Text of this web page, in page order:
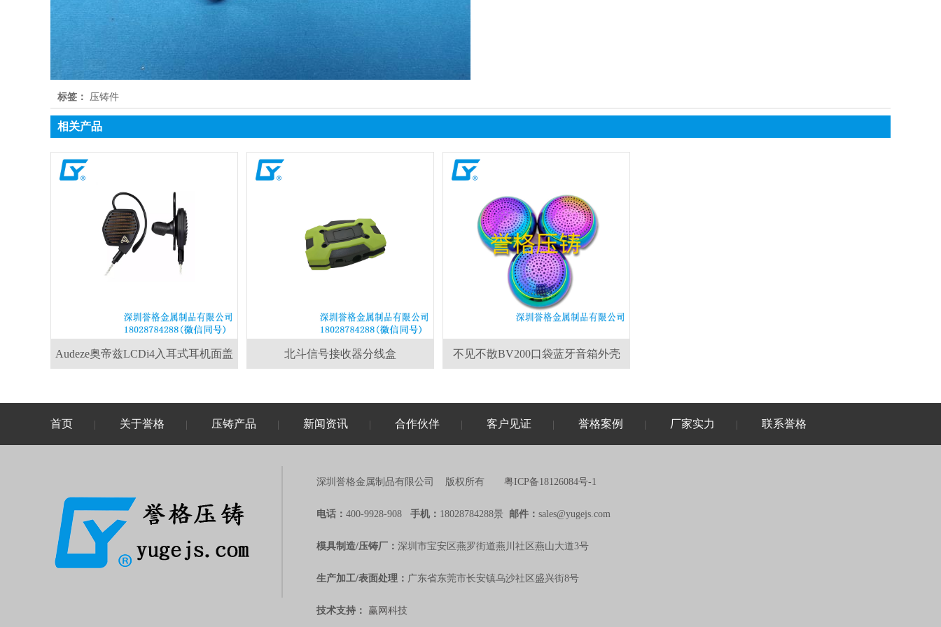
标签： 压铸件
相关产品
Audeze奥帝兹LCDi4入耳式耳机面盖 北斗信号接收器分线盒 不见不散BV200口袋蓝牙音箱外壳
首页 关于誉格 压铸产品 新闻资讯 合作伙伴 客户见证 誉格案例 厂家实力 联系誉格
深圳誉格金属制品有限公司 版权所有 粤ICP备18126084号-1
电话： 400-9928-908 手机： 18028784288景 邮件： sales@yugejs.com
模具制造/压铸厂： 深圳市宝安区燕罗街道燕川社区燕山大道3号
生产加工/表面处理： 广东省东莞市长安镇乌沙社区盛兴街8号
技术支持： 赢网科技